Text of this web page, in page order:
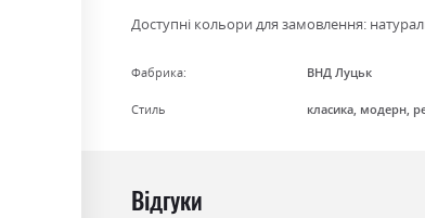
Доступні кольори для замовлення:
Фабрика: ВНД Луцьк
Стиль класика, модерн,
Відгуки